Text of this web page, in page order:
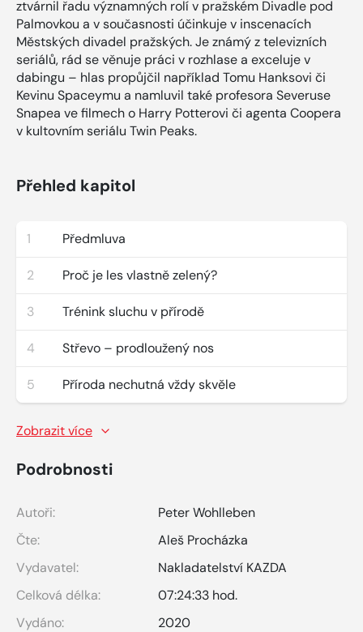
ztvárnil řadu významných rolí v pražském Divadle pod
Palmovkou a v současnosti účinkuje v inscenacích
Městských divadel pražských. Je známý z televizních
seriálů, rád se věnuje práci v rozhlase a exceluje v
dabingu – hlas propůjčil například Tomu Hanksovi či
Kevinu Spaceymu a namluvil také profesora Severuse
Snapea ve filmech o Harry Potterovi či agenta Coopera
v kultovním seriálu Twin Peaks.
Přehled kapitol
1 Předmluva
2 Proč je les vlastně zelený?
3 Trénink sluchu v přírodě
4 Střevo – prodloužený nos
5 Příroda nechutná vždy skvěle
Zobrazit více
Podrobnosti
Autoři:
Peter Wohlleben
Čte:
Aleš Procházka
Vydavatel:
Nakladatelství KAZDA
Celková délka:
07:24:33 hod.
Vydáno:
2020